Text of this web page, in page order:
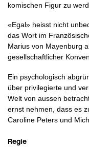
komischen Figur zu
«Egal» heisst nicht
das Wort im
Marius von Mayenburg
gesellschaftlicher
Ein psychologisch
über privilegierte und
Welt von aussen
ernst nehmen, dass es
Caroline Peters und
Regie